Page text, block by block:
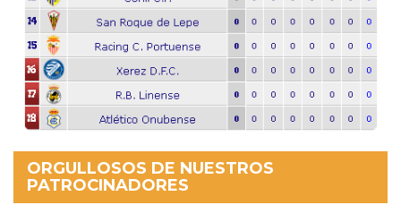
ORGULLOSOS DE NUESTROS
PATROCINADORES